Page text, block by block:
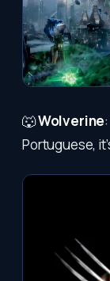
🐺Wolverine
Portuguese,